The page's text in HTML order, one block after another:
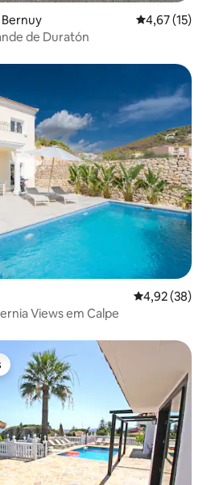
Bernuy 4,67 de uma
4,67 (15)
de Duratón
4,92 de uma
4,92 (38)
Views em Calpe